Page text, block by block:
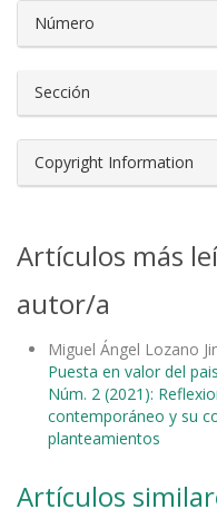
Número
Sección
Copyright Information
Artículos más
autor/a
Miguel Ángel Lozano
Puesta en valor del
Núm. 2 (2021):
contemporáneo y su
planteamientos
Artículos